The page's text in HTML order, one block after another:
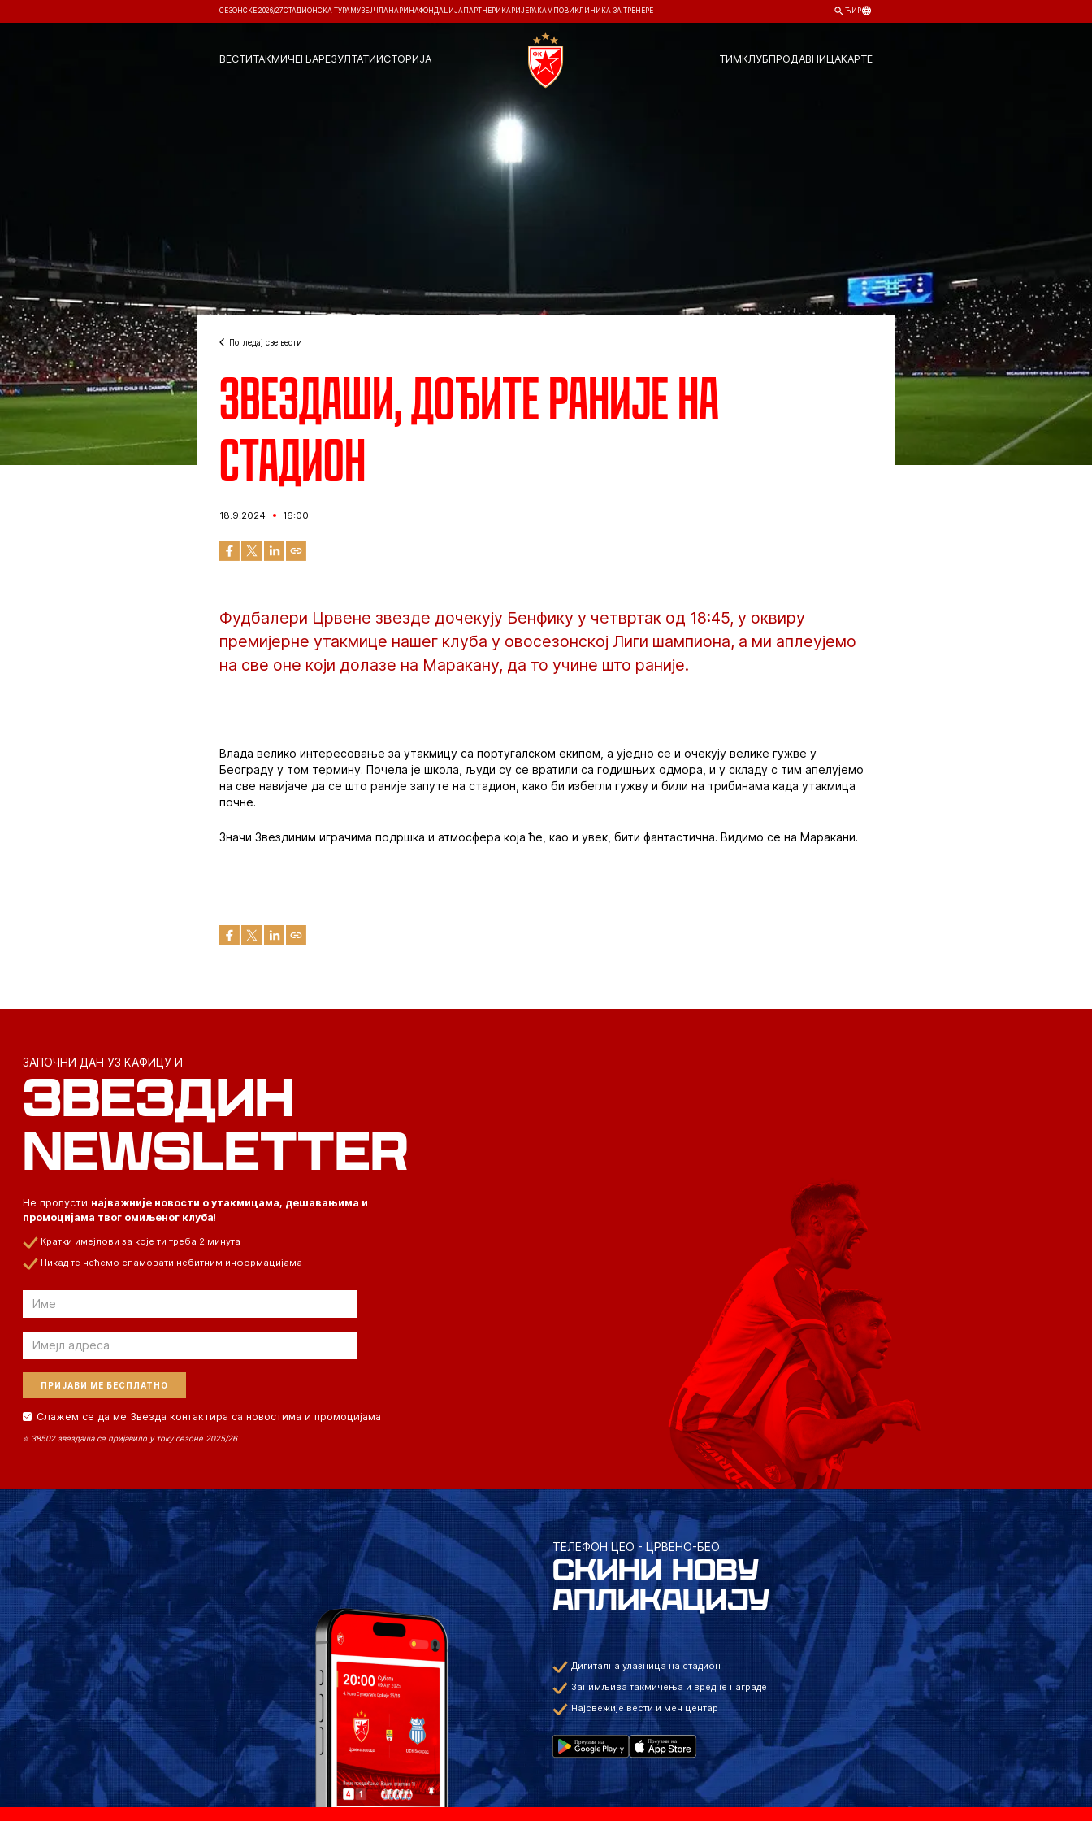
СЕЗОНСКЕ 2026/27СТАДИОНСКА ТУРА МУЗЕЈ ЧЛАНАРИНАФОНДАЦИЈА ПАРТНЕРИ КАРИЈЕРА КАМПОВИ КЛИНИКА ЗА ТРЕНЕРЕ ЋИР
ВЕСТИТАКМИЧЕЊАРЕЗУЛТАТИИСТОРИЈА ТИМКЛУБПРОДАВНИЦАКАРТЕ
Погледај све вести
Звездаши, дођите раније на
стадион
18.9.2024 16:00
Фудбалери Црвене звезде дочекују Бенфику у четвртак од 18:45, у оквиру
премијерне утакмице нашег клуба у овосезонској Лиги шампиона, а ми аплеујемо
на све оне који долазе на Маракану, да то учине што раније.
Влада велико интересовање за утакмицу са португалском екипом, а уједно се и очекују велике гужве у
Београду у том термину. Почела је школа, људи су се вратили са годишњих одмора, и у складу с тим апелујемо
на све навијаче да се што раније запуте на стадион, како би избегли гужву и били на трибинама када утакмица
почне.
Значи Звездиним играчима подршка и атмосфера која ће, као и увек, бити фантастична. Видимо се на Маракани.
ЗАПОЧНИ ДАН УЗ КАФИЦУ И
ЗВЕЗДИН
NEWSLETTER
Не пропусти најважније новости о утакмицама, дешавањима и
промоцијама твог омиљеног клуба!
Кратки имејлови за које ти треба 2 минута
Никад те нећемо спамовати небитним информацијама
Email
Email
Слажем се да ме Звезда контактира са новостима и промоцијама
⭐ 38502 звездаша се пријавило у току сезоне 2025/26
ТЕЛЕФОН ЦЕО - ЦРВЕНО-БЕО
СКИНИ НОВУ
АПЛИКАЦИЈУ
Дигитална улазница на стадион
Занимљива такмичења и вредне награде
Најсвежије вести и меч центар